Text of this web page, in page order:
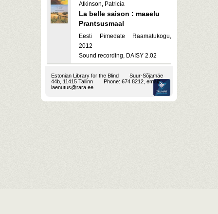
Atkinson, Patricia
La belle saison : maaelu
Prantsusmaal
Eesti Pimedate Raamatukogu,
2012
Sound recording, DAISY 2.02
Estonian Library for the Blind
Suur-Sõjamäe
44b, 11415 Tallinn
Phone: 674 8212, email:
laenutus@rara.ee